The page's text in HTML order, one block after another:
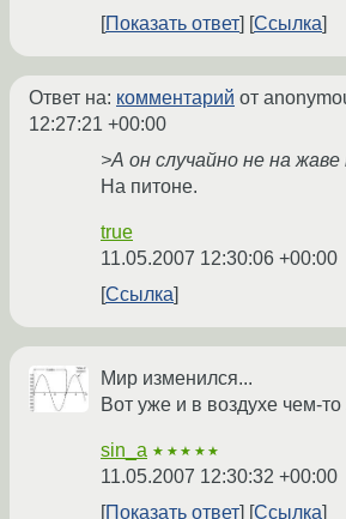
Показать ответ
Ссылка
Ответ на: комментарий от
12:27:21 +00:00
>А он случайно не на
На питоне.
true
11.05.2007 12:30:06 +00:00
Ссылка
Мир изменился...
Вот уже и в воздухе чем-то
sin_a ★★★★★
11.05.2007 12:30:32 +00:00
Показать ответ
Ссылка